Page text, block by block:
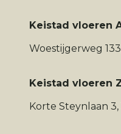
Keistad vloeren
Woestijgerweg
Keistad vloeren
Korte Steynlaan 3,